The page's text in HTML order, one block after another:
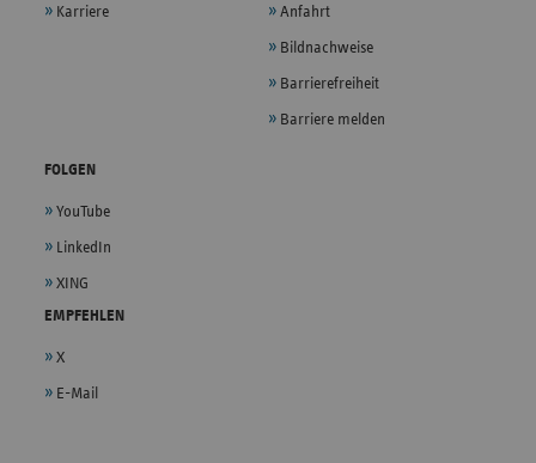
Karriere Anfahrt
Bildnachweise
Barrierefreiheit
Barriere melden
FOLGEN
YouTube
LinkedIn
XING
EMPFEHLEN
X
E-Mail